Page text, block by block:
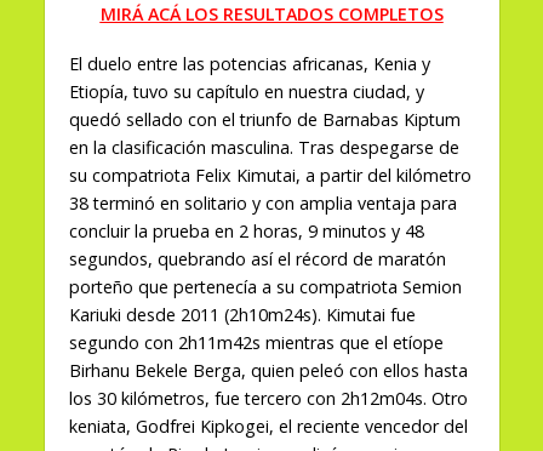
MIRÁ ACÁ LOS RESULTADOS COMPLETOS
El duelo entre las potencias africanas, Kenia y
Etiopía, tuvo su capítulo en nuestra ciudad, y
quedó sellado con el triunfo de Barnabas Kiptum
en la clasificación masculina. Tras despegarse de
su compatriota Felix Kimutai, a partir del kilómetro
38 terminó en solitario y con amplia ventaja para
concluir la prueba en 2 horas, 9 minutos y 48
segundos, quebrando así el récord de maratón
porteño que pertenecía a su compatriota Semion
Kariuki desde 2011 (2h10m24s). Kimutai fue
segundo con 2h11m42s mientras que el etíope
Birhanu Bekele Berga, quien peleó con ellos hasta
los 30 kilómetros, fue tercero con 2h12m04s. Otro
keniata, Godfrei Kipkogei, el reciente vencedor del